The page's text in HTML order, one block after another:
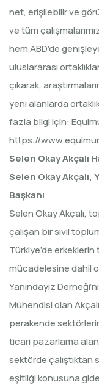
net, erişilebilir ve
ve tüm
hem ABD'de
uluslararası
çıkarak,
yeni alanlarda
fazla bilgi için:
https://
Selen Okay Akçalı
Selen Okay Akçalı,
Başkanı
Selen Okay Akçalı,
çalışan bir sivil
Türkiye’de
mücadelesine dahil
Yanındayız
Mühendisi olan
perakende
ticari pazarlama
sektörde çalıştıktan
eşitliği konusuna